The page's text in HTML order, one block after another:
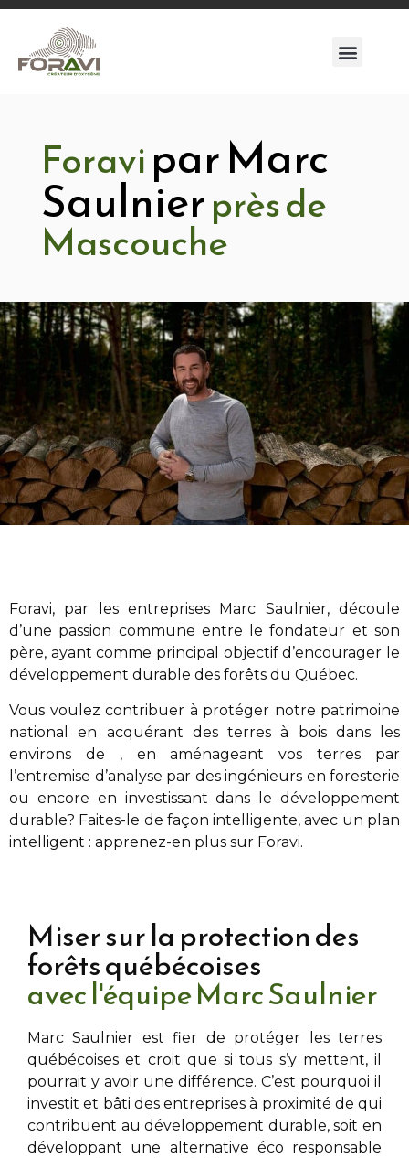
Foravipar Marc
Saulnierprès de
Mascouche
Foravi, par les entreprises Marc Saulnier, découle
d’une passion commune entre le fondateur et son
père, ayant comme principal objectif d’encourager le
développement durable des forêts du Québec.
Vous voulez contribuer à protéger notre patrimoine
national en acquérant des terres à bois dans les
environs de , en aménageant vos terres par
l’entremise d’analyse par des ingénieurs en foresterie
ou encore en investissant dans le développement
durable? Faites-le de façon intelligente, avec un plan
intelligent : apprenez-en plus sur Foravi.
Miser sur la protection des
forêts québécoises
avec l'équipe Marc Saulnier
Marc Saulnier est fier de protéger les terres
québécoises et croit que si tous s’y mettent, il
pourrait y avoir une différence. C’est pourquoi il
investit et bâti des entreprises à proximité de qui
contribuent au développement durable, soit en
développant une alternative éco responsable